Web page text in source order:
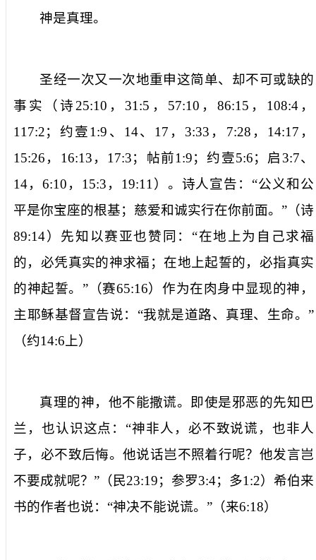
神是真理。
圣经一次又一次地重申这简单、却不可或缺的
事实（诗 25:10 ， 31:5 ， 57:10 ， 86:15 ， 108:4，
117:2；约壹1:9 、 14、 17 ， 3:33 ， 7:28 ， 14:17 ，
15:26 ， 16:13 ， 17:3；帖前1:9；约壹5:6；启 3:7、
14， 6:10 ， 15:3 ， 19:11 ）。诗人宣告：“公义和公
平是你宝座的根基；慈爱和诚实行在你前面。 ”（诗
89:14）先知以赛亚也赞同：“在地上为自己求福
的，必凭真实的神求福；在地上起誓的，必指真实
的神起誓。 ”（赛65:16）作为在肉身中显现的神，
主耶稣基督宣告说：“我就是道路、真理、生命。 ”
（约14:6 上）
真理的神，他不能撒谎。即使是邪恶的先知巴
兰，也认识这点：“神非人，必不致说谎，也非人
子，必不致后悔。他说话岂不照着行呢？他发言岂
不要成就呢？ ”（民23:19；参罗3:4；多1:2）希伯来
书的作者也说：“神决不能说谎。 ”（来6:18）